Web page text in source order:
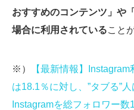
おすすめのコンテンツ」や
場合に利用されていること
※）
【最新情報】Instagram
は18.1％に対し、”タブる”
Instagramを総フォロワー